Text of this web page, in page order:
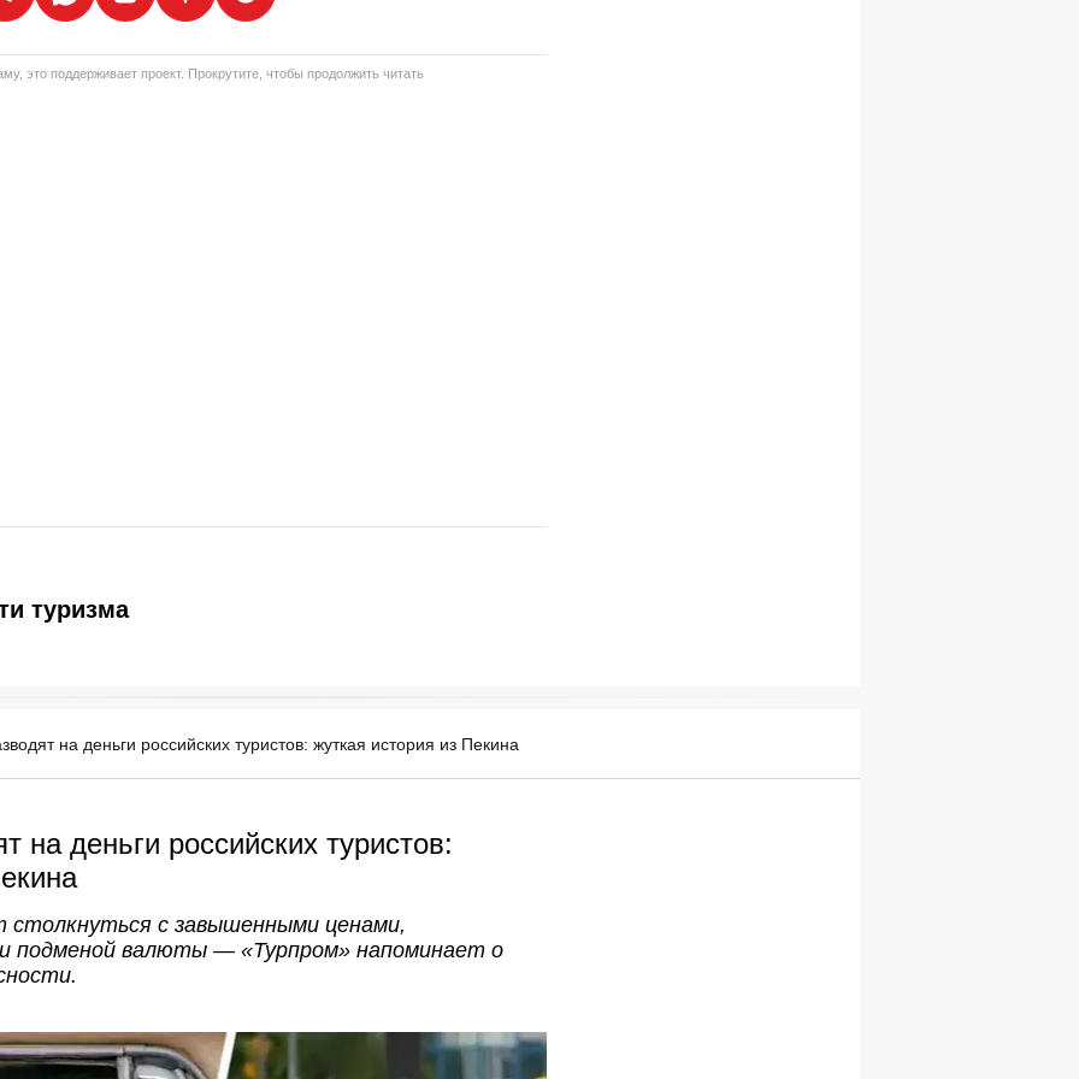
это поддерживает проект. Прокрутите, чтобы продолжить читать
туризма
на деньги российских туристов: жуткая история из Пекина
на деньги российских туристов:
с завышенными ценами,
и подменой валюты — «Турпром» напоминает о